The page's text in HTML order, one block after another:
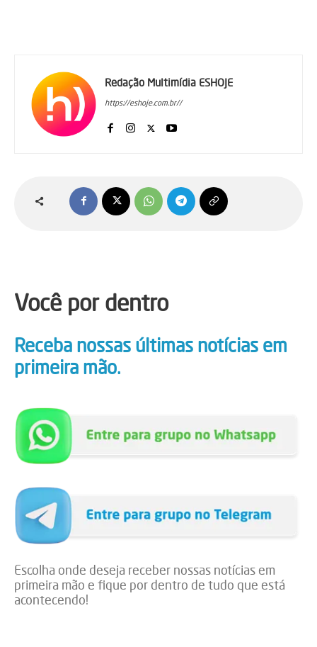
Redação Multimídia ESHOJE
https://eshoje.com.br//
Você por dentro
Receba nossas últimas notícias em
primeira mão.
Escolha onde deseja receber nossas notícias em
primeira mão e fique por dentro de tudo que está
acontecendo!